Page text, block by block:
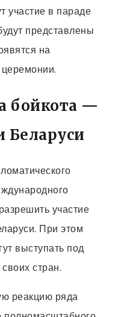
участие в параде
представлены
на
бойкота —
Беларуси
участие
При этом
выступать под
стран.
реакцию ряда